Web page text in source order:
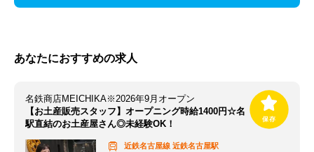
あなたにおすすめの求人
名鉄商店MEICHIKA※2026年9月オープン
【お土産販売スタッフ】オープニング時給1400円☆名
駅直結のお土産屋さん◎未経験OK！
近鉄名古屋線 近鉄名古屋駅